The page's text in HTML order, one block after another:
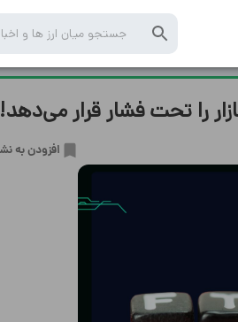
افزودن به